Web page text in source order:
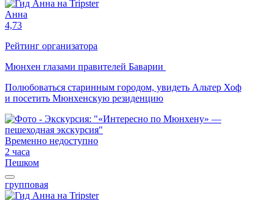
Анна
4,73
Рейтинг организатора
Мюнхен глазами правителей Баварии
Полюбоваться старинным городом, увидеть Альтер Хоф
и посетить Мюнхенскую резиденцию
Временно недоступно
2 часа
Пешком
групповая